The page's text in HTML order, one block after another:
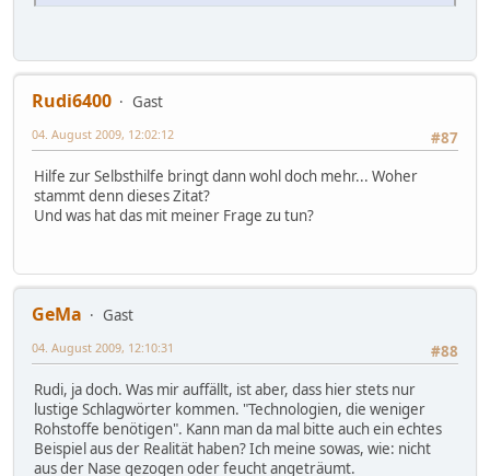
Rudi6400
Gast
#87
04. August 2009, 12:02:12
Hilfe zur Selbsthilfe bringt dann wohl doch mehr... Woher
stammt denn dieses Zitat?
Und was hat das mit meiner Frage zu tun?
GeMa
Gast
#88
04. August 2009, 12:10:31
Rudi, ja doch. Was mir auffällt, ist aber, dass hier stets nur
lustige Schlagwörter kommen. "Technologien, die weniger
Rohstoffe benötigen". Kann man da mal bitte auch ein echtes
Beispiel aus der Realität haben? Ich meine sowas, wie: nicht
aus der Nase gezogen oder feucht angeträumt.